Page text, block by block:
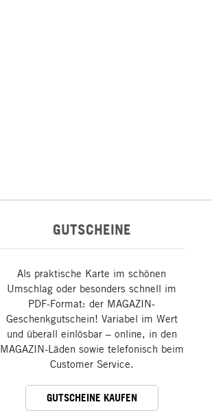
GUTSCHEINE
Als praktische Karte im schönen
Umschlag oder besonders schnell im
PDF-Format: der MAGAZIN-
Geschenkgutschein! Variabel im Wert
und überall einlösbar – online, in den
MAGAZIN-Läden sowie telefonisch beim
Customer Service.
GUTSCHEINE KAUFEN